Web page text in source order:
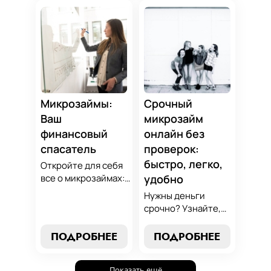
вариант для ваших
нужд. Откройте
экспертные
стратегии
погашения и
сделайте
осознанный выбор,
который
поддержит вашу
финансовую
стабильность.
избежанию
финансово
грамотным с нами!
Микрозаймы:
Ваш
финансовый
спасатель
Откройте для себя
все о микрозаймах:
погашения. Наше
вашим надежным
ПОДРОБНЕЕ
Срочный
микрозайм
онлайн без
проверок:
быстро, легко,
удобно
Нужны деньги
срочно? Узнайте,
срочный
без проверок и
ПОДРОБНЕЕ